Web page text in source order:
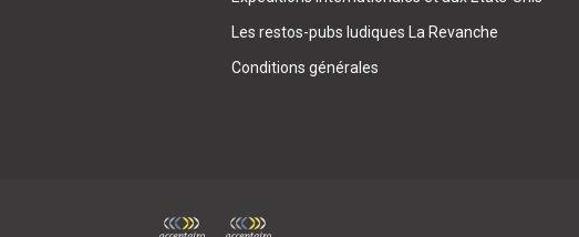
Les restos-pubs ludiques La Revanche
Conditions générales